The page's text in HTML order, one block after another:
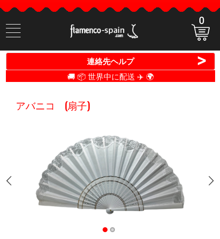
商
品
検
0
連絡先ヘルプ >
🚚 📦 世界中に配送 ✈️ 🌍
アバニコ (扇子)